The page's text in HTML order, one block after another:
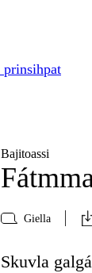
prinsihpat
Bajitoassi
Giella
Skuvla